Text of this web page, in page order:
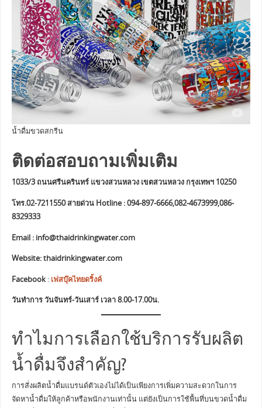
น้ำดื่มขวดสกรีน
ติดต่อสอบถามเพิ่มเติม
1033/3 ถนนศรีนครินทร์ แขวงสวนหลวง เขตสวนหลวง กรุงเทพฯ 10250
โทร.02-7211550 สายด่วน Hotline : 094-897-6666,082-4673999,086-
8329333
Email : info@thaidrinkingwater.com
Website: thaidrinkingwater.com
Facebook: เฟสบุ๊คไทยดริ้งค์
วันทำการ วันจันทร์-วันเสาร์ เวลา 8.00-17.00น.
ทำไมการเลือกใช้บริการรับผลิต
น้ำดื่มจึงสำคัญ?
การสั่งผลิตน้ำดื่มแบรนด์ตัวเองไม่ได้เป็นเพียงการเพิ่มความสะดวกในการ
จัดหาน้ำดื่มให้ลูกค้าหรือพนักงานเท่านั้น แต่ยังเป็นการใช้พื้นที่บนขวดน้ำดื่ม